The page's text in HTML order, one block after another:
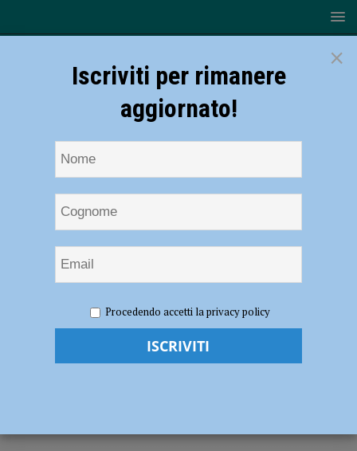
continuare la corsa in campionato. Galassi: “Non sottovalutiamo la
Gas Sales Piacenza contro Monza per
×
Iscriviti per rimanere
aggiornato!
Procedendo accetti la privacy policy